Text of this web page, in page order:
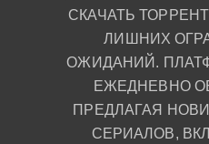
СКАЧАТЬ
ЛИШНИХ
ОЖИДАНИЙ.
ЕЖЕДНЕВНО
ПРЕДЛАГАЯ
СЕРИАЛОВ,